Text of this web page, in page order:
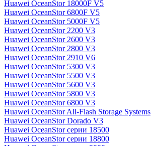
Huawei OceanStor 18000F V5
Huawei OceanStor 6800F V5
Huawei OceanStor 5000F V5
Huawei OceanStor 2200 V3
Huawei OceanStor 2600 V3
Huawei OceanStor 2800 V3
Huawei OceanStor 2910 V6
Huawei OceanStor 5300 V3
Huawei OceanStor 5500 V3
Huawei OceanStor 5600 V3
Huawei OceanStor 5800 V3
Huawei OceanStor 6800 V3
Huawei OceanStor All-Flash Storage Systems
Huawei OceanStor Dorado V3
Huawei OceanStor серии 18500
Huawei OceanStor серии 18800